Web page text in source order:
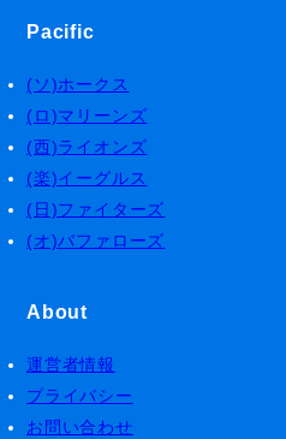
Pacific
(ソ)ホークス
(ロ)マリーンズ
(西)ライオンズ
(楽)イーグルス
(日)ファイターズ
(オ)バファローズ
About
運営者情報
プライバシー
お問い合わせ